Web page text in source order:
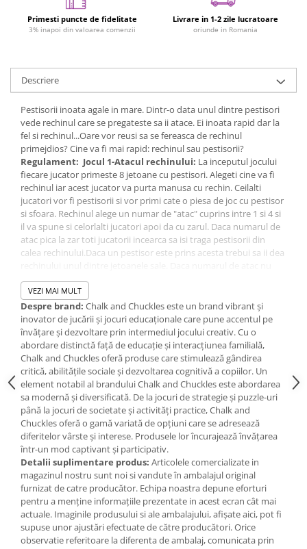
Nevoi speciale si sindrom Down
Jucarii cu alfabet
Seturi Numberblocks
Jucarii de motricitate
Jucarii fructe si legume
Puzzle-uri
Puzzle clasic
Puzzle incastru
Puzzle de podea
IQ puzzle
Jucarii bebelusi
Jucarii de baie
Jucarii dentitie
Jucarii senzoriale
Jucarii motrice pentru bebelusi
Saltele de activitati pentru bebe
Jucarii de sortat
Jucarii muzicale bebelusi
Puzzle bebelusi
Primesti puncte de fidelitate
3% inapoi din valoarea comenzii
Livrare in 1-2 zile lucratoare
oriunde in Romania
Descriere
Pestisorii inoata agale in mare. Dintr-o data unul dintre pestisori
vede rechinul care se pregateste sa ii atace. Ei inoata rapid dar la
fel si rechinul...Oare vor reusi sa se fereasca de rechinul
primejdios? Cine va fi mai rapid: rechinul sau pestisorii?
Regulament: Jocul 1-Atacul rechinului: La inceputul jocului
fiecare jucator primeste 8 jetoane cu pestisori. Alegeti cine va fi
rechinul iar acest jucator va purta manusa cu rechin. Ceilalti
jucatori vor fi pestisorii si vor primi cate o piesa de joc cu pestisor
si sfoara. Rechinul alege un numar de "atac" cuprins intre 1 si 4 si
il va spune si celorlalti jucatori apoi da cu zarul. Daca numarul de
atac pica la zar toti jucatorii incearca sa isi traga pestisorii din
calea rechinului.Daca un pestisor este prins acesta trebui sa ii dea
pica la zar pestisorii nu trebuie trasi din apa. Daca jucatorii isi scot
brusc pestisorii din mare atunci acesti jucatori trebuie sa ii dea
Rechinului cate un jeton. Jocul se termina cand unul dintre
jucatori a ramas fara jetoane iar jucatorul cu cele mai multe
jetoane castiga jocul.Jocul 2- Fereste-te de Rechin:Rechinul
arunca cu zarul. El trebuie sa incerce sa prinda pestisorul cu
acelasi numar ca cel nimerit la aruncarea zarului. Daca rechinul
reuseste sa prinda pestisorul atunci pestisorul trebuie sa dea
rechinului un jeton. Daca rechinul nu prinde pestisorul atunci
trebuie sa ii dea respectivului jucator un jeton. Daca un jucator cu
pestisor al carui numar nu a picat la zar isi retrage pestisorul din
mare atunci el trebuie sa ii dea rechinului un jeton. Jocul are mai
multe variante de joc haioase descopera-le citind instructiunile!
Caracterisitici:
jocurile Chalk and Chuckles sunt ideale pentru dezvoltarea
creativitatii a increderii in fortele proprii si a responsabilitatii
toate acestea intr-o maniera educativa si distractiva
ele sunt concepute tinand seama de ultimele cercetari in
materie de dezvoltare a copiilor
contribuie la dezvoltarea atentiei a capacitatii de concentrare
si a reflexelor.
VEZI MAI MULT
Despre brand: Chalk and Chuckles este un brand vibrant și
inovator de jucării și jocuri educaționale care pune accentul pe
învățare și dezvoltare prin intermediul jocului creativ. Cu o
abordare distinctă față de educație și interacțiunea familială,
Chalk and Chuckles oferă produse care stimulează gândirea
critică, abilitățile sociale și dezvoltarea cognitivă a copiilor. Un
element notabil al brandului Chalk and Chuckles este abordarea
sa modernă și diversificată. De la jocuri de strategie și puzzle-uri
până la jocuri de societate și activități practice, Chalk and
Chuckles oferă o gamă variată de opțiuni care se adresează
diferitelor vârste și interese. Produsele lor încurajează învățarea
într-un mod captivant și participativ.
Detalii suplimentare produs: Articolele comercializate in
magazinul nostru sunt noi si vandute în ambalajul original
furnizat de catre producător. Echipa noastra depune eforturi
pentru a menține informațiile prezentate in acest ecran cât mai
actuale. Imaginile produsului si ale ambalajului, afișate aici, pot fi
supuse unor ajustări efectuate de către producători. Orice
observatie referitoare la diferenta de ambalaj, comunicata prin